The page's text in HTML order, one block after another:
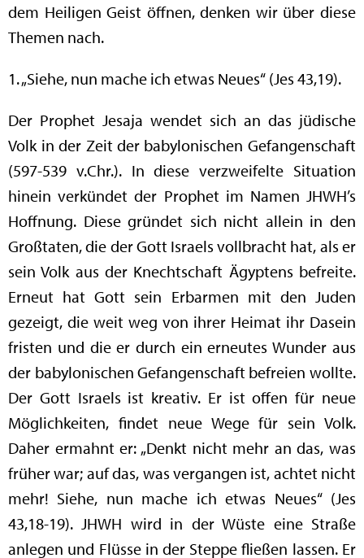
dem Heiligen Geist öffnen, denken wir über diese
Themen nach.
1. „Siehe, nun mache ich etwas Neues“ (Jes 43,19).
Der Prophet Jesaja wendet sich an das jüdische
Volk in der Zeit der babylonischen Gefangenschaft
(597-539 v.Chr.). In diese verzweifelte Situation
hinein verkündet der Prophet im Namen JHWH’s
Hoffnung. Diese gründet sich nicht allein in den
Großtaten, die der Gott Israels vollbracht hat, als er
sein Volk aus der Knechtschaft Ägyptens befreite.
Erneut hat Gott sein Erbarmen mit den Juden
gezeigt, die weit weg von ihrer Heimat ihr Dasein
fristen und die er durch ein erneutes Wunder aus
der babylonischen Gefangenschaft befreien wollte.
Der Gott Israels ist kreativ. Er ist offen für neue
Möglichkeiten, findet neue Wege für sein Volk.
Daher ermahnt er: „Denkt nicht mehr an das, was
früher war; auf das, was vergangen ist, achtet nicht
mehr! Siehe, nun mache ich etwas Neues“ (Jes
43,18-19). JHWH wird in der Wüste eine Straße
anlegen und Flüsse in der Steppe fließen lassen. Er